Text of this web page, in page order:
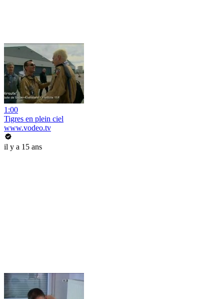
1:00
Tigres en plein ciel
www.vodeo.tv
il y a 15 ans